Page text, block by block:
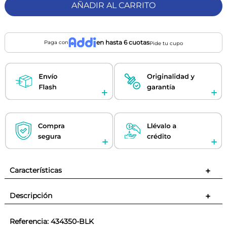
AÑADIR AL CARRITO
Paga con en hasta 6 cuotasPide tu cupo
Características +
Descripción +
Referencia: 434350-BLK